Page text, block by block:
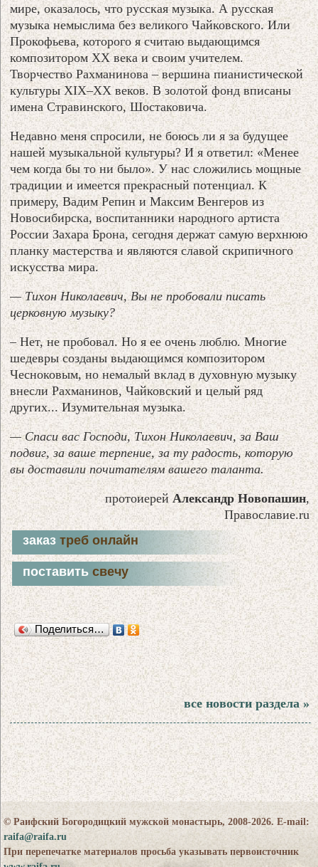
мире, оказалось, что русская музыка. А русская
музыка немыслима без великого Чайковского. Или
Прокофьева, которого я считаю выдающимся
композитором XX века и своим учителем.
Творчество Рахманинова – вершина пианистической
культуры XIX–XX веков. В золотой фонд вписаны
имена Стравинского, Шостаковича.
Недавно меня спросили, не боюсь ли я за будущее
нашей музыкальной культуры? И я ответил: «Менее
чем когда бы то ни было». У нас сложились мощные
традиции и имеется прекрасный потенциал. К
примеру, Вадим Репин и Максим Венгеров из
Новосибирска, воспитанники народного артиста
России Захара Брона, сегодня держат самую верхнюю
планку мастерства и являются славой скрипичного
искусства мира.
— Тихон Николаевич, Вы не пробовали писать
церковную музыку?
– Нет, не пробовал. Но я ее очень люблю. Многие
шедевры созданы выдающимся композитором
Чесноковым, но немалый вклад в духовную музыку
внесли Рахманинов, Чайковский и целый ряд
других... Изумительная музыка.
— Спаси вас Господи, Тихон Николаевич, за Ваш
подвиг, за ваше терпение, за ту радость, которую
вы доставили почитателям вашего таланта.
протоиерей Александр Новопашин,
Православие.ru
заказтреб онлайн
поставитьсвечу
Поделиться…
все новости раздела »
© Раифский Богородицкий мужской монастырь, 2008-2026. E-mail:
raifa@raifa.ru
При перепечатке материалов просьба указывать первоисточник